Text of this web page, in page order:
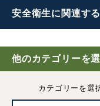
安全衛生に 関連す
労働安全衛生法とは｜
やすく解説
安全衛生教育とは｜
説
他のカテゴリーを
カテゴリーを選